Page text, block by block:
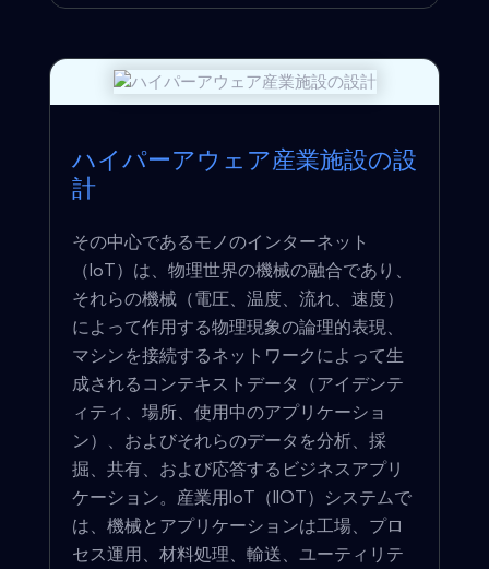
ハイパーアウェア産業施設の設
計
その中心であるモノのインターネット
（IoT）は、物理世界の機械の融合であり、
それらの機械（電圧、温度、流れ、速度）
によって作用する物理現象の論理的表現、
マシンを接続するネットワークによって生
成されるコンテキストデータ（アイデンテ
ィティ、場所、使用中のアプリケーショ
ン）、およびそれらのデータを分析、採
掘、共有、および応答するビジネスアプリ
ケーション。産業用IoT（IIOT）システムで
は、機械とアプリケーションは工場、プロ
セス運用、材料処理、輸送、ユーティリテ